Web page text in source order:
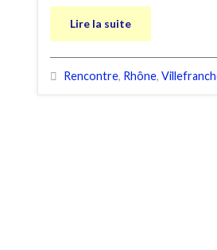
Lire la suite
Rencontre, Rhône,